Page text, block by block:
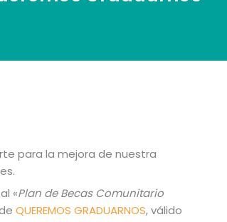
para la mejora de nuestra
«Plan de Becas Comunitario
QUEREMOS GRADUARNOS, válido